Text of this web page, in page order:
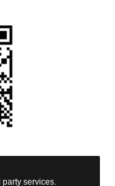
services.